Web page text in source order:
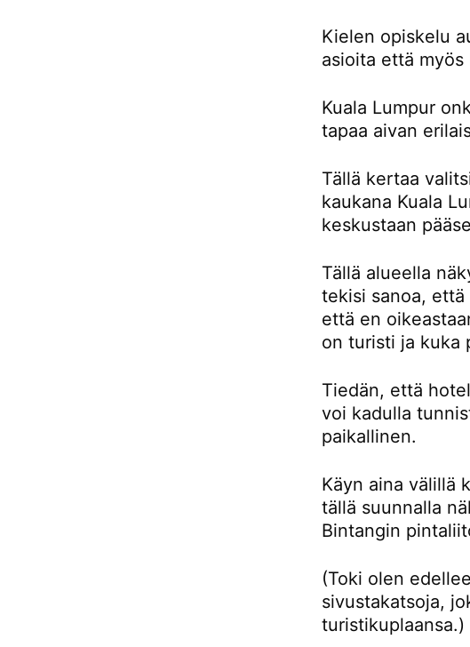
Kielen opiskelu
asioita että
Kuala Lumpur
tapaa aivan
Tällä kertaa
kaukana Kuala
keskustaan
Tällä alueella
tekisi sanoa,
että en
on turisti ja kuka
Tiedän, että
voi kadulla
paikallinen.
Käyn aina välillä
tällä suunnalla
Bintangin
(Toki olen
sivustakatsoja,
turistikuplaansa.)